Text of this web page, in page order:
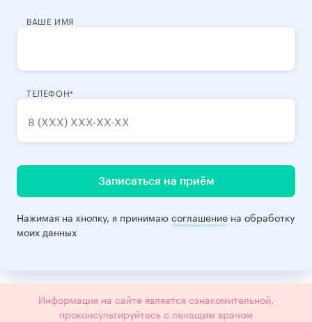
ВАШЕ ИМЯ
ТЕЛЕФОН
Записаться на приём
Нажимая на кнопку, я принимаюсоглашение на обработку
моих данных
Информация на сайте является ознакомительной,
проконсультируйтесь с лечащим врачом